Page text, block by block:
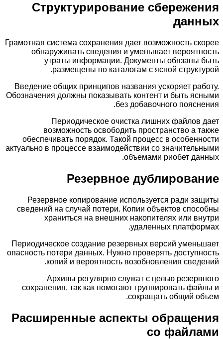
Структурирование сбережения
данных
Грамотная система сохранения дает возможность скорее
обнаруживать сведения и уменьшает вероятность
утраты информации. Документы обязаны быть
размещены по каталогам с ясной структурой.
Введение общих принципов названия ускоряет работу.
Обозначения должны показывать контент и быть ясными
без добавочного пояснения.
Периодическое очистка лишних файлов дает
возможность освободить пространство а также
обеспечивать порядок. Такой процесс в особенности
актуально в процессе взаимодействии со значительными
объемами риобет данных.
Резервное дублирование
Резервное копирование используется ради защиты
сведений на случай потери. Копии объектов способны
храниться на внешних накопителях или внутри
удаленных платформах.
Периодическое создание резервных версий уменьшает
опасность потери данных. Нужно проверять доступность
копий и вероятность возобновления сведений.
Архивы регулярно служат с целью резервного
сохранения, так как помогают группировать файлы и
сокращать общий объем.
Расширенные аспекты обращения
со файлами